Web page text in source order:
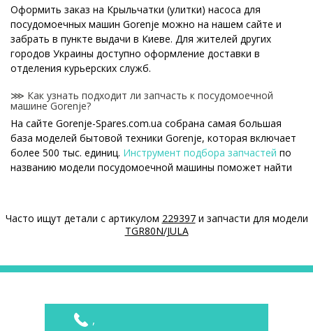
Оформить заказ на Крыльчатки (улитки) насоса для
посудомоечных машин Gorenje можно на нашем сайте и
забрать в пункте выдачи в Киеве. Для жителей других
городов Украины доступно оформление доставки в
отделения курьерских служб.
⋙ Как узнать подходит ли запчасть к посудомоечной
машине Gorenje?
На сайте Gorenje-Spares.com.ua собрана самая большая
база моделей бытовой техники Gorenje, которая включает
более 500 тыс. единиц. Инструмент подбора запчастей по
названию модели посудомоечной машины поможет найти
Специальная наклейка производителя с названием модели
На нашем сайте можно купить оригинальные Крыльчатки
(улитки) насоса для посудомоечных машин Gorenje по
Часто ищут детали с артикулом 229397и запчасти для модели
TGR80N/JULA
,